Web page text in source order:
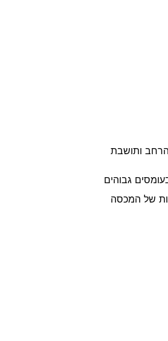
ותושבת
גבוהים
של המכסה